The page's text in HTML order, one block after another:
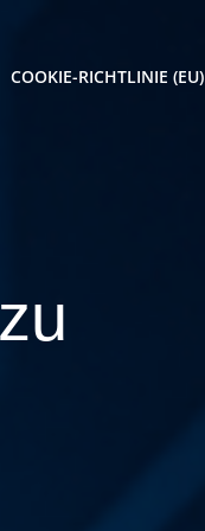
COOKIE-RICHTLINIE (EU)